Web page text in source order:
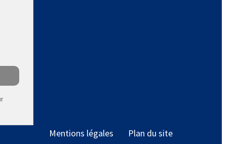
Mentions légales Plan du site